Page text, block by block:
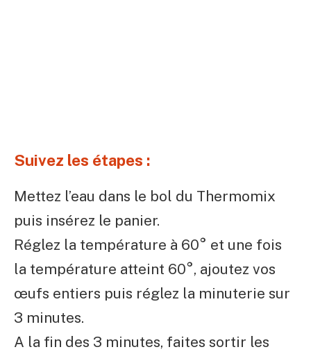
Suivez les étapes :
Mettez l’eau dans le bol du Thermomix
puis insérez le panier.
Réglez la température à 60° et une fois
la température atteint 60°, ajoutez vos
œufs entiers puis réglez la minuterie sur
3 minutes.
A la fin des 3 minutes, faites sortir les